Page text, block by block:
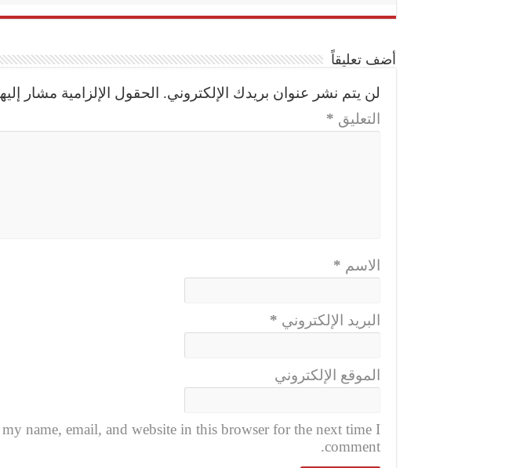
أضف تعليقاً
لن يتم نشر عنوان بريدك الإلكتروني. الحقول الإلزامية مشار
التعليق *
الاسم *
البريد الإلكتروني *
الموقع الإلكتروني
my name, email, and website in this browser for the next time I
comment.